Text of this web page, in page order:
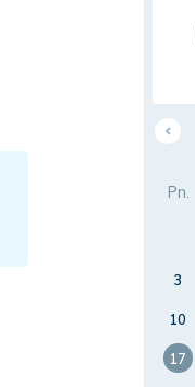
Pn.
3
10
17